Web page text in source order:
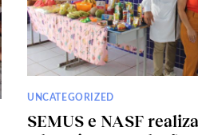
UNCATEGORIZED
SEMUS e NASF